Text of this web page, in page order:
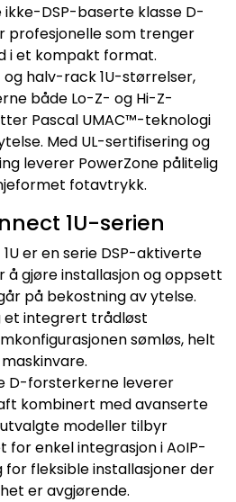
ikke-DSP-baserte klasse D-
profesjonelle som trenger
i et kompakt format.
og halv-rack 1U-størrelser,
både Lo-Z- og Hi-Z-
Pascal UMAC™-teknologi
Med UL-sertifisering og
leverer PowerZone pålitelig
fotavtrykk.
1U-serien
er en serie DSP-aktiverte
gjøre installasjon og oppsett
på bekostning av ytelse.
et integrert trådløst
sømløs, helt
D-forsterkerne leverer
kombinert med avanserte
modeller tilbyr
enkel integrasjon i AoIP-
fleksible installasjoner der
er avgjørende.